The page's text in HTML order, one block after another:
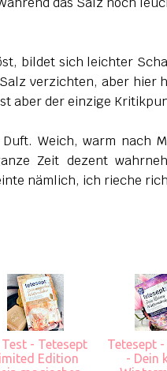
bildet sich leichter
verzichten, aber
aber der einzige
Weich, warm nach
Zeit dezent
nämlich, ich rieche
Test - Tetesept
Edition
Tetesept
- Dein